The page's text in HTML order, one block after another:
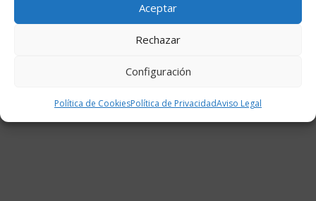
Aceptar
Rechazar
Configuración
Política de CookiesPolítica de PrivacidadAviso Legal